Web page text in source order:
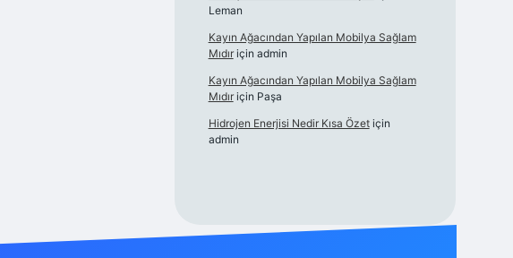
Leman
Kayın Ağacından Yapılan Mobilya Sağlam
Mıdıriçin admin
Kayın Ağacından Yapılan Mobilya Sağlam
Mıdıriçin Paşa
Hidrojen Enerjisi Nedir Kısa Özetiçin
admin